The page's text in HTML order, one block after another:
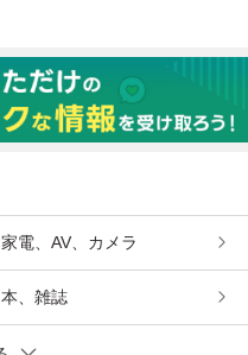
家電、AV、カメラ
本、雑誌